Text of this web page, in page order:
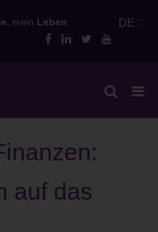
to , mein Leben DE
auf das